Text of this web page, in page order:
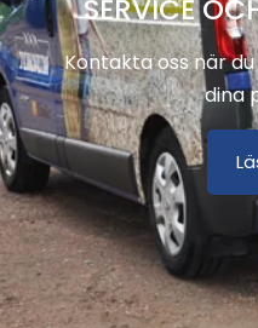
SERVICE
Kontakta oss när
dina